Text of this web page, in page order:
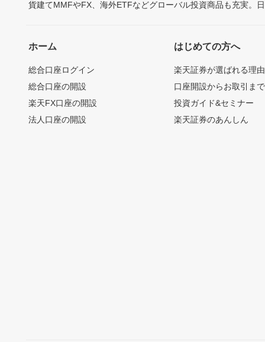
貨建てMMFやFX、海外ETFなどグローバル投資商品も充実。
ホーム
総合口座ログイン
総合口座の開設
楽天FX口座の開設
法人口座の開設
はじめての方へ
楽天証券が選ばれる理由
口座開設からお取引ま
投資ガイド&セミナー
楽天証券のあんしん